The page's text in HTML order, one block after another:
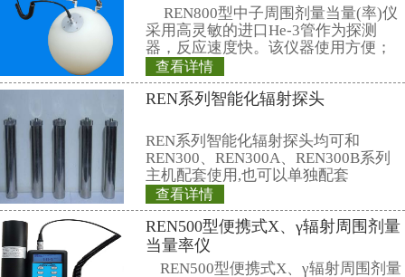
水。
此外，植物吸收二氧化碳的时间
别、呼吸对光合作用的影响等细致
利用14CO2示踪得到的
相关产品
REN500H辐射防
当量(率)仪